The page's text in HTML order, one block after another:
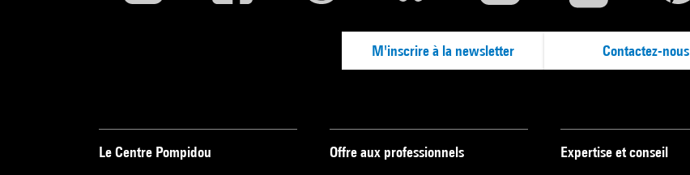
M'inscrire à la newsletter Contactez-nous
Le Centre Pompidou Offre aux professionnels Expertise et conseil